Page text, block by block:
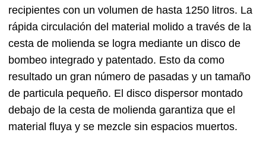
recipientes con un volumen de hasta 1250 litros. La
rápida circulación del material molido a través de la
cesta de molienda se logra mediante un disco de
bombeo integrado y patentado. Esto da como
resultado un gran número de pasadas y un tamaño
de particula pequeño. El disco dispersor montado
debajo de la cesta de molienda garantiza que el
material fluya y se mezcle sin espacios muertos.